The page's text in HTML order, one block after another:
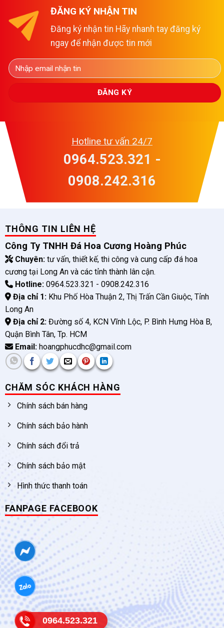
ĐĂNG KÝ NHẬN TIN
Đăng ký nhận tin Hãy nhanh tay đăng ký
ngay để nhận được tin mới
Hotline tư vấn 24/7
0964.523.321 -
0908.242.316
THÔNG TIN LIÊN HỆ
Công Ty TNHH Đá Hoa Cương Hoàng Phúc
Chuyên:tư vấn, thiết kế, thi công và cung cấp đá hoa
cương tại Long An và các tỉnh thành lân cận.
Hotline:0964.523.321 - 0908.242.316
Địa chỉ 1:Khu Phố Hòa Thuận 2, Thị Trấn Cần Giuộc, Tỉnh
Long An
Địa chỉ 2:Đường số 4, KCN Vĩnh Lộc, P. Bình Hưng Hòa B,
Quận Bình Tân, Tp. HCM
Email:hoangphucdhc@gmail.com
CHĂM SÓC KHÁCH HÀNG
Chính sách bán hàng
Chính sách bảo hành
Chính sách đổi trả
Chính sách bảo mật
Hình thức thanh toán
FANPAGE FACEBOOK
0964.523.321